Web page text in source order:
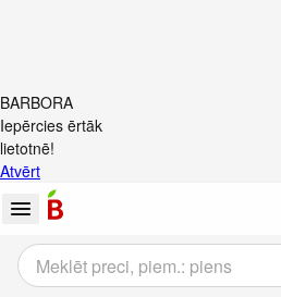
BARBORA
Iepērcies ērtāk
lietotnē!
Atvērt